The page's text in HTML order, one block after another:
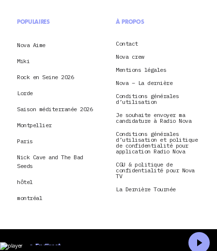
POPULAIRES
Nova Aime
Miki
Rock en Seine 2026
Lorde
Saison méditerranée 2026
Montpellier
Paris
Nick Cave and The Bad
Seeds
hôtel
montréal
À PROPOS
Contact
Nova crew
Mentions légales
Nova – La dernière
Conditions générales
d’utilisation
Je souhaite envoyer ma
candidature à Radio Nova
Conditions générales
d’utilisation et politique
de confidentialité pour
application Radio Nova
CGU & politique de
confidentialité pour Nova
TV
La Dernière Tournée
En direct